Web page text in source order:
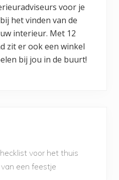
voor je
het vinden van de
interieur. Met 12
zit er ook een winkel
bij jou in de buurt!
voor het thuis
een feestje